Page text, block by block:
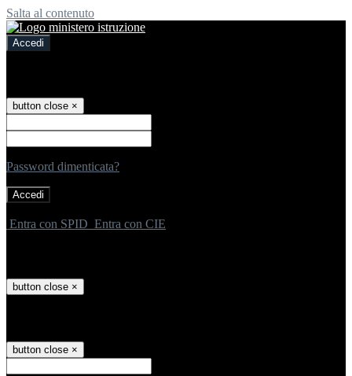
Salta al contenuto
Accedi
button close ×
Password dimenticata?
Entra con SPID Entra con CIE
button close ×
button close ×